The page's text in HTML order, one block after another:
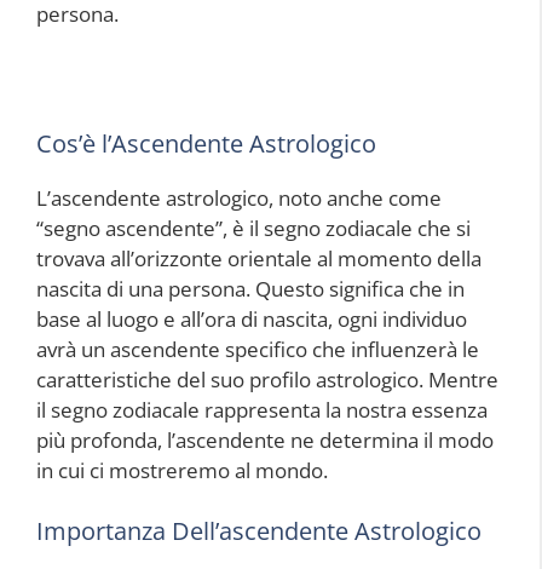
persona.
Cos’è l’Ascendente Astrologico
L’ascendente astrologico, noto anche come
“segno ascendente”, è il segno zodiacale che si
trovava all’orizzonte orientale al momento della
nascita di una persona. Questo significa che in
base al luogo e all’ora di nascita, ogni individuo
avrà un ascendente specifico che influenzerà le
caratteristiche del suo profilo astrologico. Mentre
il segno zodiacale rappresenta la nostra essenza
più profonda, l’ascendente ne determina il modo
in cui ci mostreremo al mondo.
Importanza Dell’ascendente Astrologico